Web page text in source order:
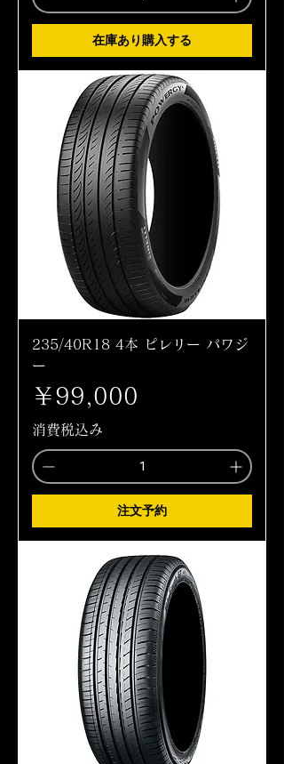
在庫あり購入する
235/40R18 4本 ピレリー パワジ
ー
価格
￥99,000
消費税込み
注文予約